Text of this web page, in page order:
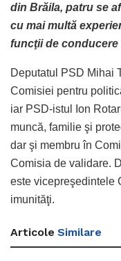
din Brăila, patru se
cu mai multă
funcţii de conducere
Deputatul PSD Mihai
Comisiei pentru
iar PSD-istul Ion
muncă, familie şi
dar şi membru în
Comisia de validare.
este vicepreşedintele
imunităţi.
Articole Similare